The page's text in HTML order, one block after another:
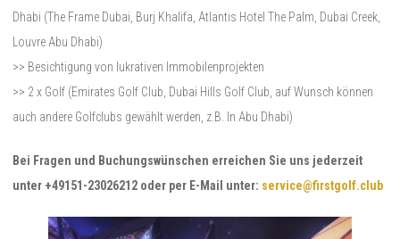
Dhabi (The Frame Dubai, Burj Khalifa, Atlantis Hotel The Palm, Dubai Creek,
Louvre Abu Dhabi)
>> Besichtigung von lukrativen Immobilenprojekten
>> 2 x Golf (Emirates Golf Club, Dubai Hills Golf Club, auf Wunsch können
auch andere Golfclubs gewählt werden, z.B. In Abu Dhabi)
Bei Fragen und Buchungswünschen erreichen Sie uns jederzeit
unter +49151-23026212 oder per E-Mail unter: service@firstgolf.club